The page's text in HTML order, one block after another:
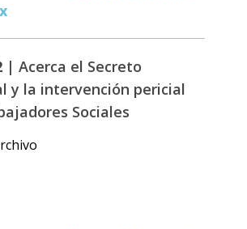
|Acerca el Secreto
y la intervención pericial
Sociales